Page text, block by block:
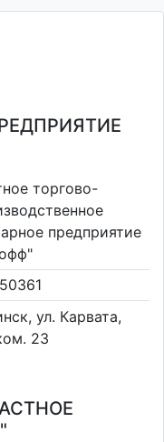
торгово-
предприятие
ул. Карвата,
23